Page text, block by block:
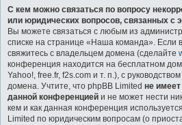
С кем можно связаться по вопросу
или юридических вопросов, связанных с
Вы можете связаться с любым из
списке на странице «Наша команда». Если
свяжитесь с владельцем домена (сделайте
конференция находится на бесплатном
Yahoo!, free.fr, f2s.com и т. п.), с
домена. Учтите, что phpBB Limited не имеет
данной конференцией и не может нести
кем и как данная конференция
Limited по юридическим вопросам (о